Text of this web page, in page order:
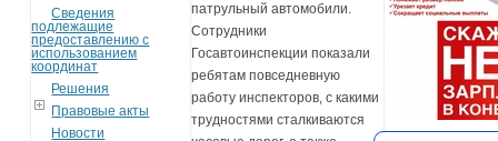
Сведения
подлежащие
предоставлению с
использованием
координат
Решения
Правовые акты
Новости
патрульный автомобили.
Сотрудники
Госавтоинспекции показали
ребятам повседневную
работу инспекторов, с какими
трудностями сталкиваются